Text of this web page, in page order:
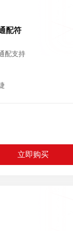
配符
配支持
立即购买